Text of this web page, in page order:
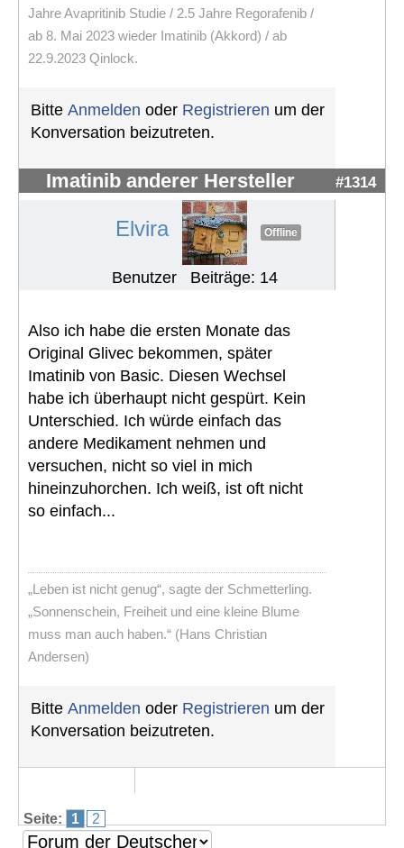
Jahre Avapritinib Studie / 2.5 Jahre Regorafenib /
ab 8. Mai 2023 wieder Imatinib (Akkord) / ab
22.9.2023 Qinlock.
Bitte Anmelden oder Registrieren um der
Konversation beizutreten.
Imatinib anderer Hersteller #1314
Elvira Offline
Benutzer Beiträge: 14
Also ich habe die ersten Monate das
Original Glivec bekommen, später
Imatinib von Basic. Diesen Wechsel
habe ich überhaupt nicht gespürt. Kein
Unterschied. Ich würde einfach das
andere Medikament nehmen und
versuchen, nicht so viel in mich
hineinzuhorchen. Ich weiß, ist oft nicht
so einfach...
„Leben ist nicht genug“, sagte der Schmetterling.
„Sonnenschein, Freiheit und eine kleine Blume
muss man auch haben.“ (Hans Christian
Andersen)
Bitte Anmelden oder Registrieren um der
Konversation beizutreten.
Seite: 1 2